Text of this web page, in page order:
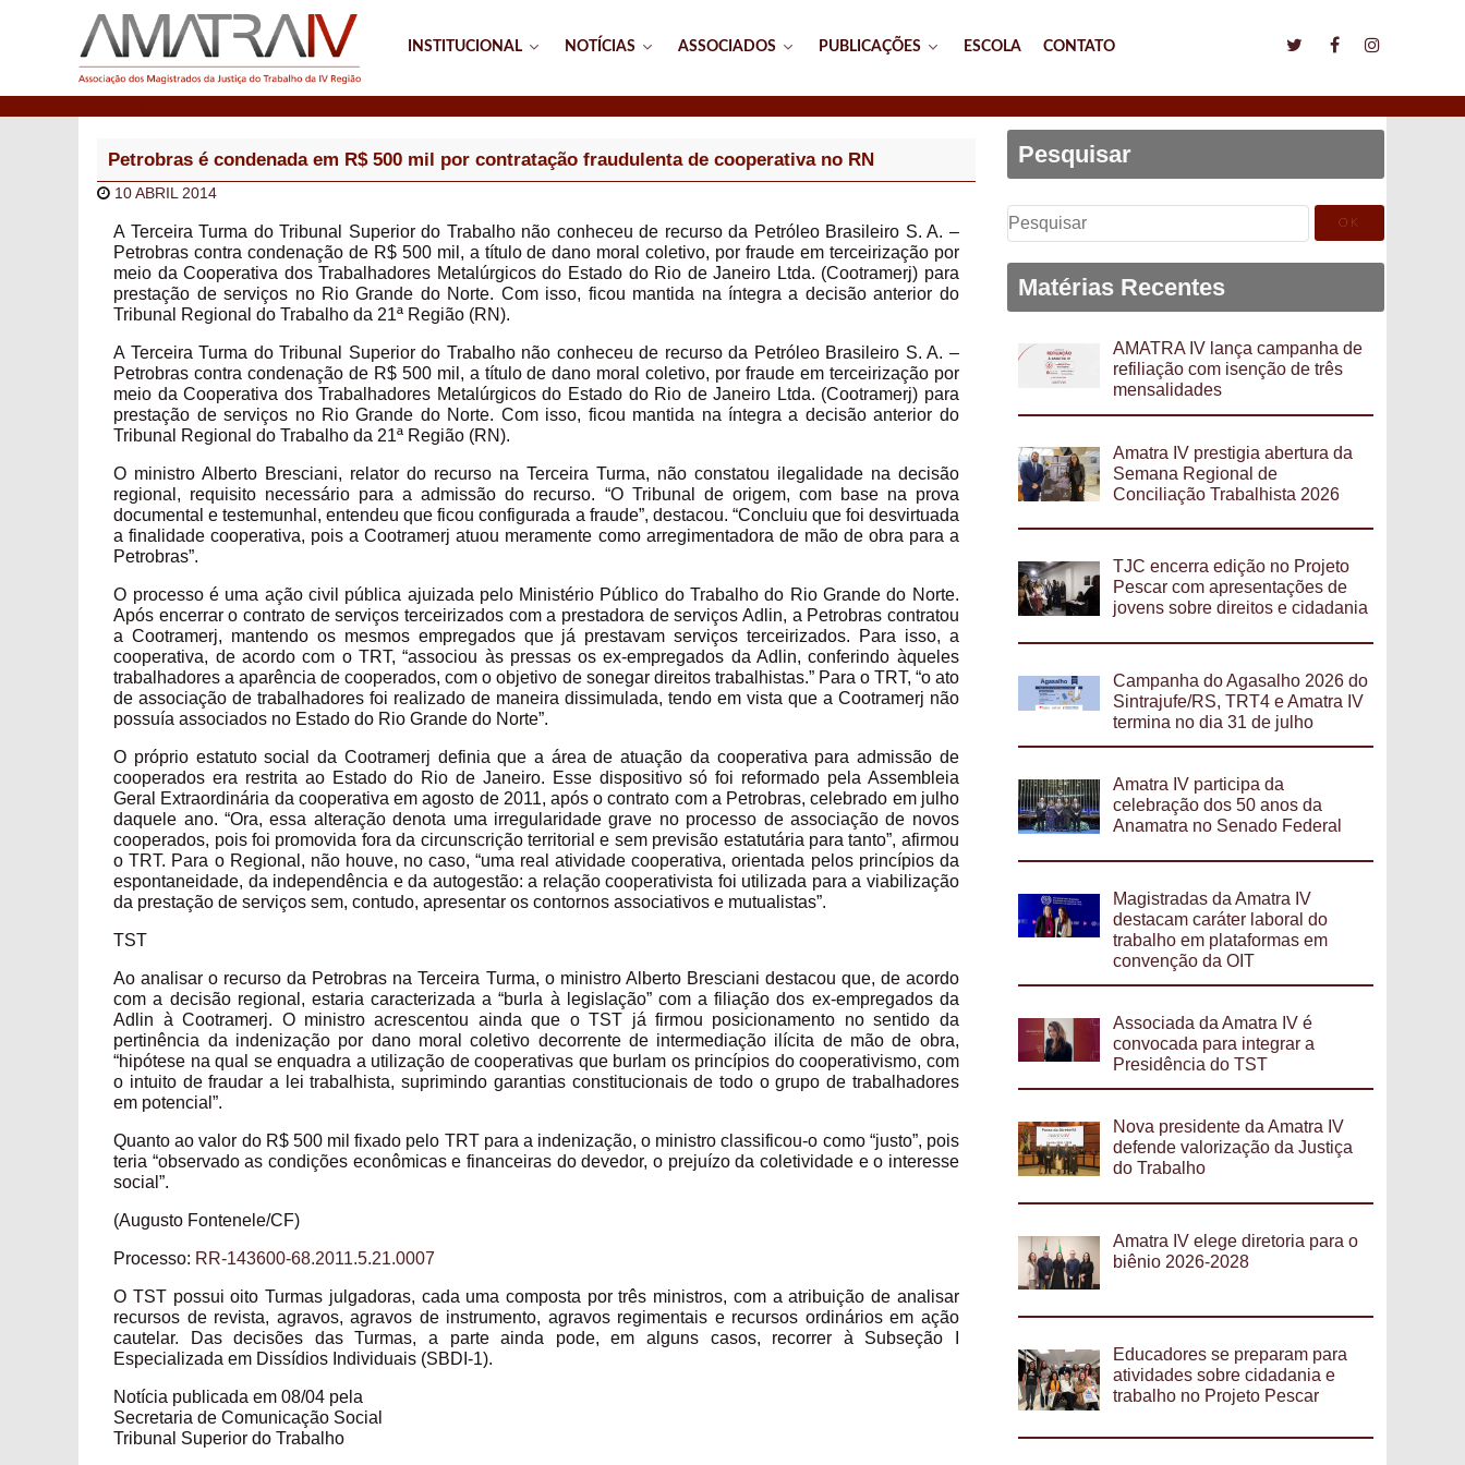
INSTITUCIONAL NOTÍCIAS ASSOCIADOS PUBLICAÇÕES ESCOLA CONTATO
Petrobras é condenada em R$ 500 mil por contratação fraudulenta de cooperativa no RN
10 ABRIL 2014
A Terceira Turma do Tribunal Superior do Trabalho não conheceu de recurso da Petróleo Brasileiro S. A. –
Petrobras contra condenação de R$ 500 mil, a título de dano moral coletivo, por fraude em terceirização por
meio da Cooperativa dos Trabalhadores Metalúrgicos do Estado do Rio de Janeiro Ltda. (Cootramerj) para
prestação de serviços no Rio Grande do Norte. Com isso, ficou mantida na íntegra a decisão anterior do
Tribunal Regional do Trabalho da 21ª Região (RN).
A Terceira Turma do Tribunal Superior do Trabalho não conheceu de recurso da Petróleo Brasileiro S. A. –
Petrobras contra condenação de R$ 500 mil, a título de dano moral coletivo, por fraude em terceirização por
meio da Cooperativa dos Trabalhadores Metalúrgicos do Estado do Rio de Janeiro Ltda. (Cootramerj) para
prestação de serviços no Rio Grande do Norte. Com isso, ficou mantida na íntegra a decisão anterior do
Tribunal Regional do Trabalho da 21ª Região (RN).
O ministro Alberto Bresciani, relator do recurso na Terceira Turma, não constatou ilegalidade na decisão
regional, requisito necessário para a admissão do recurso. “O Tribunal de origem, com base na prova
documental e testemunhal, entendeu que ficou configurada a fraude”, destacou. “Concluiu que foi desvirtuada
a finalidade cooperativa, pois a Cootramerj atuou meramente como arregimentadora de mão de obra para a
Petrobras”.
O processo é uma ação civil pública ajuizada pelo Ministério Público do Trabalho do Rio Grande do Norte.
Após encerrar o contrato de serviços terceirizados com a prestadora de serviços Adlin, a Petrobras contratou
a Cootramerj, mantendo os mesmos empregados que já prestavam serviços terceirizados. Para isso, a
cooperativa, de acordo com o TRT, “associou às pressas os ex-empregados da Adlin, conferindo àqueles
trabalhadores a aparência de cooperados, com o objetivo de sonegar direitos trabalhistas.” Para o TRT, “o ato
de associação de trabalhadores foi realizado de maneira dissimulada, tendo em vista que a Cootramerj não
possuía associados no Estado do Rio Grande do Norte”.
O próprio estatuto social da Cootramerj definia que a área de atuação da cooperativa para admissão de
cooperados era restrita ao Estado do Rio de Janeiro. Esse dispositivo só foi reformado pela Assembleia
Geral Extraordinária da cooperativa em agosto de 2011, após o contrato com a Petrobras, celebrado em julho
daquele ano. “Ora, essa alteração denota uma irregularidade grave no processo de associação de novos
cooperados, pois foi promovida fora da circunscrição territorial e sem previsão estatutária para tanto”, afirmou
o TRT. Para o Regional, não houve, no caso, “uma real atividade cooperativa, orientada pelos princípios da
espontaneidade, da independência e da autogestão: a relação cooperativista foi utilizada para a viabilização
da prestação de serviços sem, contudo, apresentar os contornos associativos e mutualistas”.
TST
Ao analisar o recurso da Petrobras na Terceira Turma, o ministro Alberto Bresciani destacou que, de acordo
com a decisão regional, estaria caracterizada a “burla à legislação” com a filiação dos ex-empregados da
Adlin à Cootramerj. O ministro acrescentou ainda que o TST já firmou posicionamento no sentido da
pertinência da indenização por dano moral coletivo decorrente de intermediação ilícita de mão de obra,
“hipótese na qual se enquadra a utilização de cooperativas que burlam os princípios do cooperativismo, com
o intuito de fraudar a lei trabalhista, suprimindo garantias constitucionais de todo o grupo de trabalhadores
em potencial”.
Quanto ao valor do R$ 500 mil fixado pelo TRT para a indenização, o ministro classificou-o como “justo”, pois
teria “observado as condições econômicas e financeiras do devedor, o prejuízo da coletividade e o interesse
social”.
(Augusto Fontenele/CF)
Processo: RR-143600-68.2011.5.21.0007
O TST possui oito Turmas julgadoras, cada uma composta por três ministros, com a atribuição de analisar
recursos de revista, agravos, agravos de instrumento, agravos regimentais e recursos ordinários em ação
cautelar. Das decisões das Turmas, a parte ainda pode, em alguns casos, recorrer à Subseção I
Especializada em Dissídios Individuais (SBDI-1).
Notícia publicada em 08/04 pela
Secretaria de Comunicação Social
Tribunal Superior do Trabalho
Pesquisar
Pesquisar
por:
Matérias Recentes
AMATRA IV lança campanha de
refiliação com isenção de três
mensalidades
Amatra IV prestigia abertura da
Semana Regional de
Conciliação Trabalhista 2026
TJC encerra edição no Projeto
Pescar com apresentações de
jovens sobre direitos e cidadania
Campanha do Agasalho 2026 do
Sintrajufe/RS, TRT4 e Amatra IV
termina no dia 31 de julho
Amatra IV participa da
celebração dos 50 anos da
Anamatra no Senado Federal
Magistradas da Amatra IV
destacam caráter laboral do
trabalho em plataformas em
convenção da OIT
Associada da Amatra IV é
convocada para integrar a
Presidência do TST
Nova presidente da Amatra IV
defende valorização da Justiça
do Trabalho
Amatra IV elege diretoria para o
biênio 2026-2028
Educadores se preparam para
atividades sobre cidadania e
trabalho no Projeto Pescar